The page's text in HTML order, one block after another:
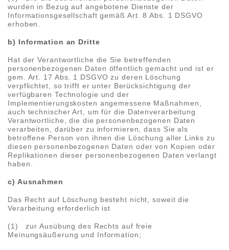
wurden in Bezug auf angebotene Dienste der
Informationsgesellschaft gemäß Art. 8 Abs. 1 DSGVO
erhoben.
b) Information an Dritte
Hat der Verantwortliche die Sie betreffenden
personenbezogenen Daten öffentlich gemacht und ist er
gem. Art. 17 Abs. 1 DSGVO zu deren Löschung
verpflichtet, so trifft er unter Berücksichtigung der
verfügbaren Technologie und der
Implementierungskosten angemessene Maßnahmen,
auch technischer Art, um für die Datenverarbeitung
Verantwortliche, die die personenbezogenen Daten
verarbeiten, darüber zu informieren, dass Sie als
betroffene Person von ihnen die Löschung aller Links zu
diesen personenbezogenen Daten oder von Kopien oder
Replikationen dieser personenbezogenen Daten verlangt
haben.
c) Ausnahmen
Das Recht auf Löschung besteht nicht, soweit die
Verarbeitung erforderlich ist
(1) zur Ausübung des Rechts auf freie
Meinungsäußerung und Information;